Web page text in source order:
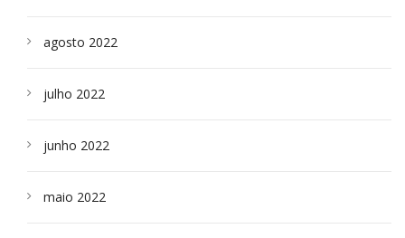
agosto 2022
julho 2022
junho 2022
maio 2022